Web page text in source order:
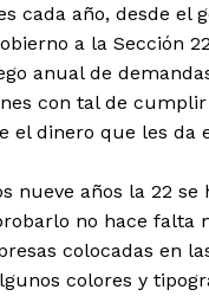
cada año, desde el
a la Sección
anual de
con tal de
dinero que les da
nueve años la 22
no hace
colocadas en
colores y